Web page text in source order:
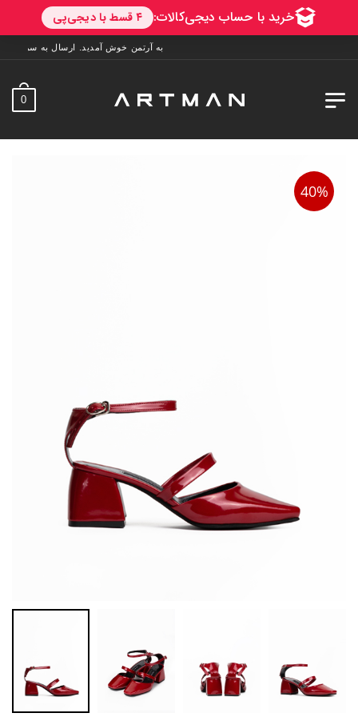
به آرتمن خوش آمدید. ارسال به سراسر ایران. 7 روز فرصت تست در منزل. 1 سال خدمات پس از
0
40%